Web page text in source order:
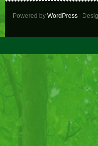
Powered by WordPress |